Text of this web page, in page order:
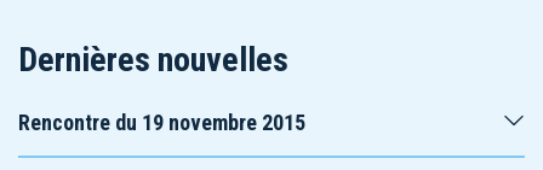
Dernières nouvelles
Rencontre du 19 novembre 2015